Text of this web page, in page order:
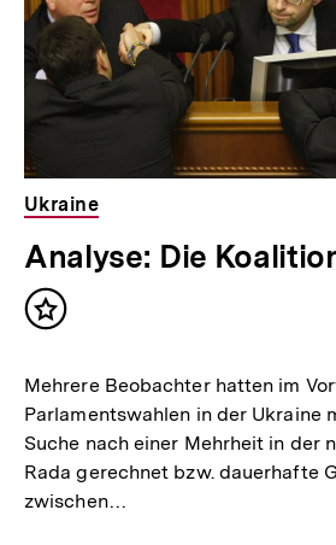
Ukraine
Analyse: Die
Inhalt
Mehrere Beobachter hatten im
Parlamentswahlen in der Ukraine
Suche nach einer Mehrheit in der
Rada gerechnet bzw. dauerhafte
zwischen…